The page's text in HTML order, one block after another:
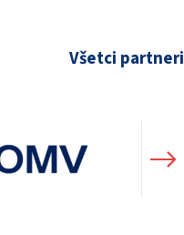
Všetci partneri